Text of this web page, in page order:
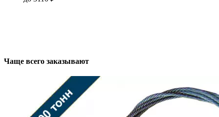
Чаще всего заказывают